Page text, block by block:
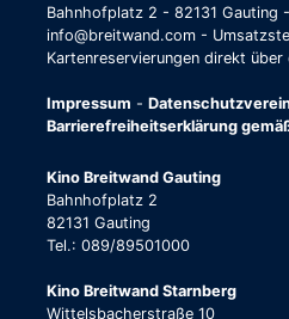
Bahnhofplatz 2 - 82131 Gauting
info@breitwand.com -
Kartenreservierungen direkt über
Impressum -
Barrierefreiheitserklärung
Kino Breitwand Gauting
Bahnhofplatz 2
82131 Gauting
Tel.: 089/89501000
Kino Breitwand Starnberg
Wittelsbacherstraße 10